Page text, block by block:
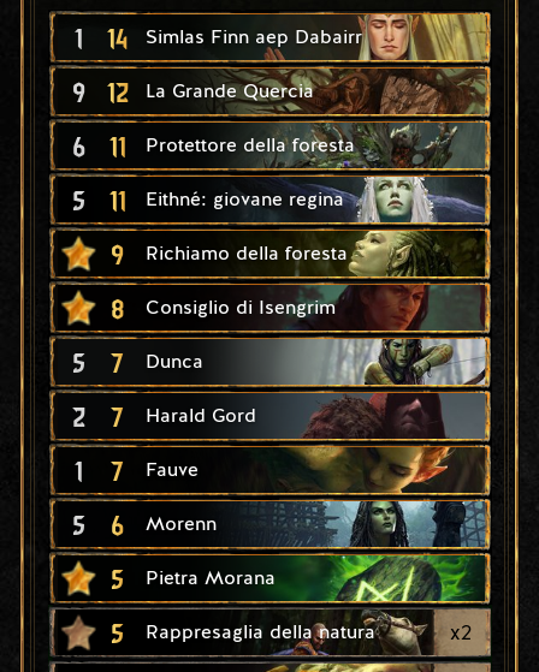
1 14 Simlas Finn aep Dabairr
9 12 La Grande Quercia
6 11 Protettore della foresta
5 11 Eithné: giovane regina
9 Richiamo della foresta
8 Consiglio di Isengrim
5 7 Dunca
2 7 Harald Gord
1 7 Fauve
5 6 Morenn
5 Pietra Morana
5 Rappresaglia della natura x2